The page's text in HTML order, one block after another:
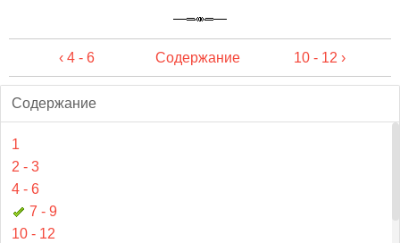
‹ 4 - 6 Содержание 10 - 12 ›
Содержание
1
2 - 3
4 - 6
7 - 9
10 - 12